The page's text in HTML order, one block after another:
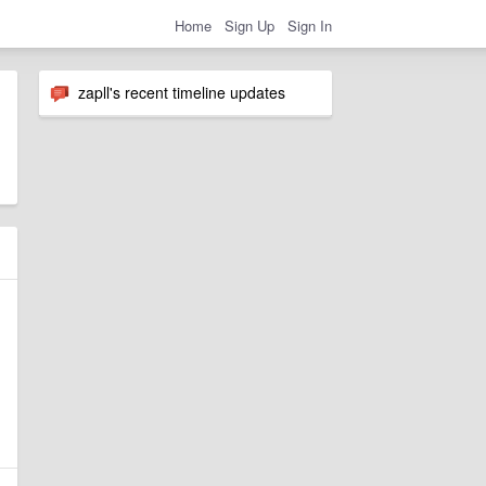
Home Sign Up Sign In
zapll's recent timeline updates